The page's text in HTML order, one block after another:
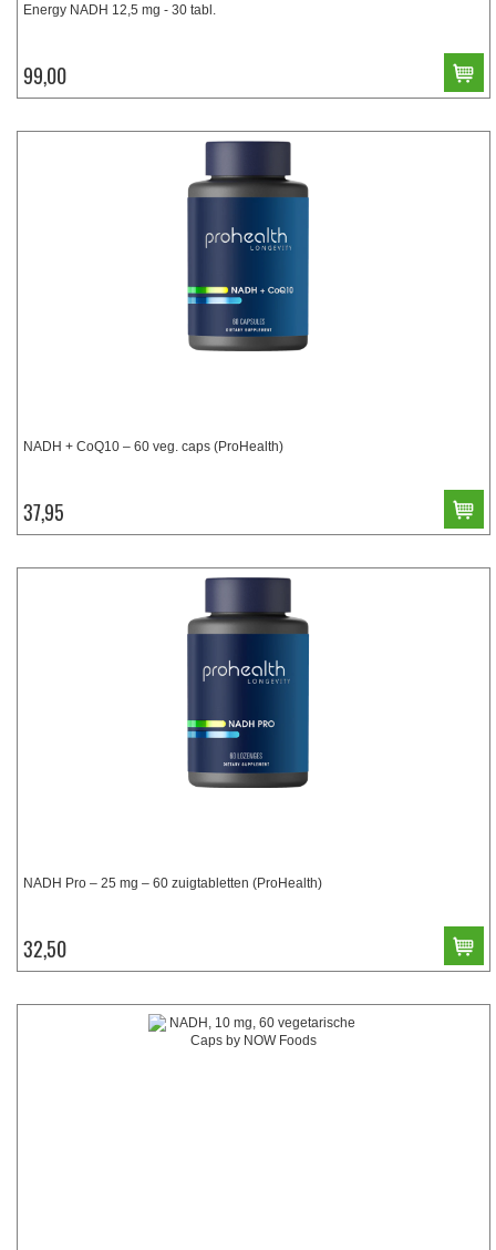
Energy NADH 12,5 mg - 30 tabl.
99,00
NADH + CoQ10 – 60 veg. caps (ProHealth)
37,95
NADH Pro – 25 mg – 60 zuigtabletten (ProHealth)
32,50